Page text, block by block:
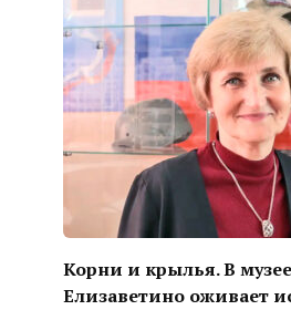
Корни и крылья. В
Елизаветино оживает